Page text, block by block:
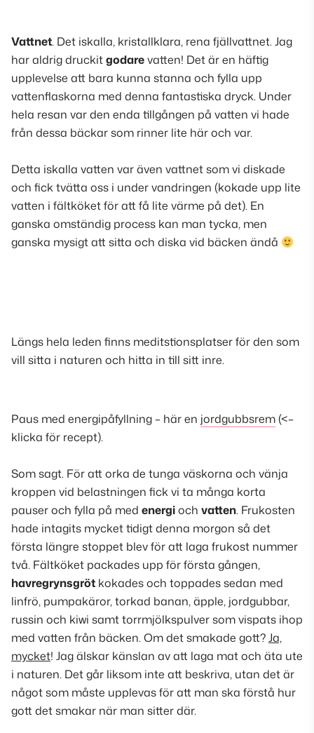
Vattnet. Det iskalla, kristallklara, rena fjällvattnet. Jag
har aldrig druckitgodarevatten! Det är en häftig
upplevelse att bara kunna stanna och fylla upp
vattenflaskorna med denna fantastiska dryck. Under
hela resan var den enda tillgången på vatten vi hade
från dessa bäckar som rinner lite här och var.
Detta iskalla vatten var även vattnet som vi diskade
och fick tvätta oss i under vandringen (kokade upp lite
vatten i fältköket för att få lite värme på det). En
ganska omständig process kan man tycka, men
ganska mysigt att sitta och diska vid bäcken ändå
Längs hela leden finns meditstionsplatser för den som
vill sitta i naturen och hitta in till sitt inre.
Paus med energipåfyllning – här en jordgubbsrem(<–
klicka för recept).
Som sagt. För att orka de tunga väskorna och vänja
kroppen vid belastningen fick vi ta många korta
pauseroch fylla på med energioch vatten. Frukosten
hade intagits mycket tidigt denna morgon så det
första längre stoppet blev för att laga frukost nummer
två. Fältköket packades upp för första gången,
havregrynsgröt kokades och toppades sedan med
linfrö, pumpakäror, torkad banan, äpple, jordgubbar,
russin och kiwi samt torrmjölkspulver som vispats ihop
med vatten från bäcken.Om det smakade gott?Ja,
mycket! Jag älskar känslan av att laga mat och äta ute
i naturen. Det går liksom inte att beskriva, utan det är
något som måste upplevas för att man ska förstå hur
gott det smakar när man sitter där.